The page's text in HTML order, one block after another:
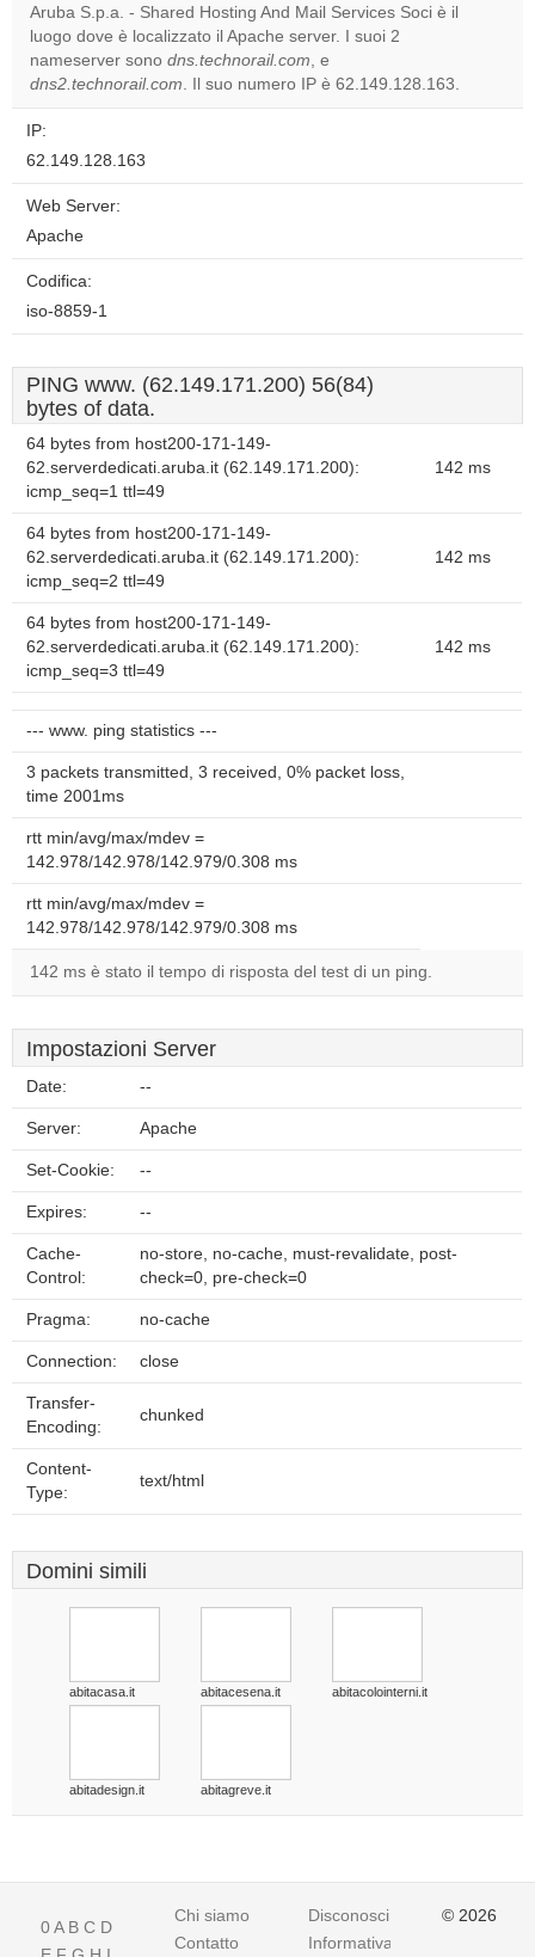
Do you
website?
Aruba S.p.a. - Shared Hosting And Mail Services Soci è il
luogo dove è localizzato il Apache server. I suoi 2
nameserver sono dns.technorail.com, e
dns2.technorail.com. Il suo numero IP è 62.149.128.163.
IP:
62.149.128.163
Web Server:
Apache
Codifica:
iso-8859-1
PING www. (62.149.171.200) 56(84)
bytes of data.
64 bytes from host200-171-149-
62.serverdedicati.aruba.it (62.149.171.200):
icmp_seq=1 ttl=49
142 ms
64 bytes from host200-171-149-
62.serverdedicati.aruba.it (62.149.171.200):
icmp_seq=2 ttl=49
142 ms
64 bytes from host200-171-149-
62.serverdedicati.aruba.it (62.149.171.200):
icmp_seq=3 ttl=49
142 ms
--- www. ping statistics ---
3 packets transmitted, 3 received, 0% packet loss,
time 2001ms
rtt min/avg/max/mdev =
142.978/142.978/142.979/0.308 ms
rtt min/avg/max/mdev =
142.978/142.978/142.979/0.308 ms
142 ms è stato il tempo di risposta del test di un ping.
Impostazioni Server
Date: --
Server: Apache
Set-Cookie: --
Expires: --
Cache-
Control:
no-store, no-cache, must-revalidate, post-
check=0, pre-check=0
Pragma: no-cache
Connection: close
Transfer-
Encoding:
chunked
Content-
Type:
text/html
Domini simili
abitacasa.it abitacesena.it abitacolointerni.it
abitadesign.it abitagreve.it
0A B C D
Chi siamo
Contatto
Disconoscimento
Informativa
© 2026